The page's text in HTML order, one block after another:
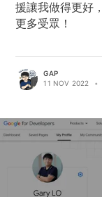
援讓我做得更好
更多受眾！
GAP
11 NOV 2022
•